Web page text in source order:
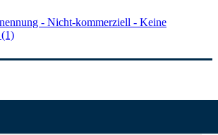
- Nicht-kommerziell - Keine